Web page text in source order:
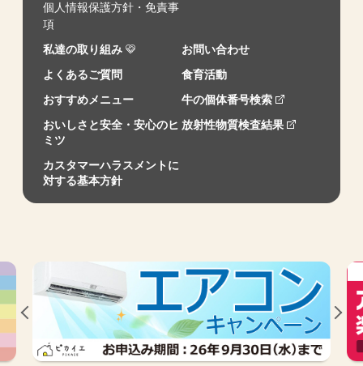
個人情報保護方針・免責事
項
私達の取り組み
お問い合わせ
よくあるご質問
食育活動
おすすめメニュー
牛の個体番号検索
おいしさと安全・安心のヒ
ミツ
放射性物質検査結果
カスタマーハラスメントに
対する基本方針